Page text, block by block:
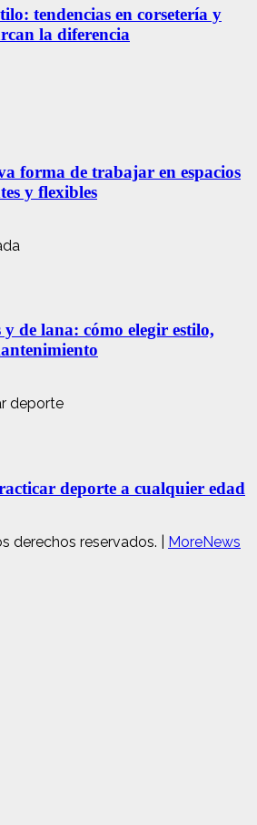
tendencias en corsetería y
la diferencia
forma de trabajar en espacios
y flexibles
de lana: cómo elegir estilo,
deporte a cualquier edad
derechos reservados.
MoreNews